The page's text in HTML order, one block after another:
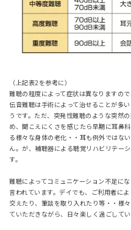
（上記表2を参考に）
難聴の程度によって症状は異なりますの
伝音難聴は手術によって治せることが多
うです。ただ、突発性難聴のような突然
め、聞こえにくさを感じたら早期に耳鼻
る様々な身体の老化・・耳も例外ではな
ん。が、補聴器による聴覚リハビリテー
す。
難聴によってコミュニケーション不足に
言われています。デイでも、ご利用者に
交えたり、筆談を取り入れたり等・・様
ていただきながら、日々楽しく過ごして